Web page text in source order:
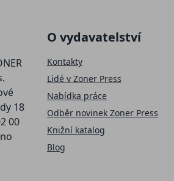
18
00
O vydavatelství
Kontakty
Lidé v Zoner Press
Nabídka práce
Odběr novinek Zoner Press
Knižní katalog
Blog